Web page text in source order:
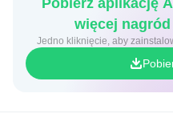
Pobierz aplikację
więcej
Jedno